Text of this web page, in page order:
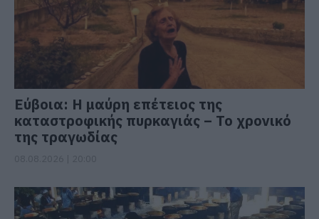
Εύβοια: Η μαύρη επέτειος της
καταστροφικής πυρκαγιάς – Το χρονικό
της τραγωδίας